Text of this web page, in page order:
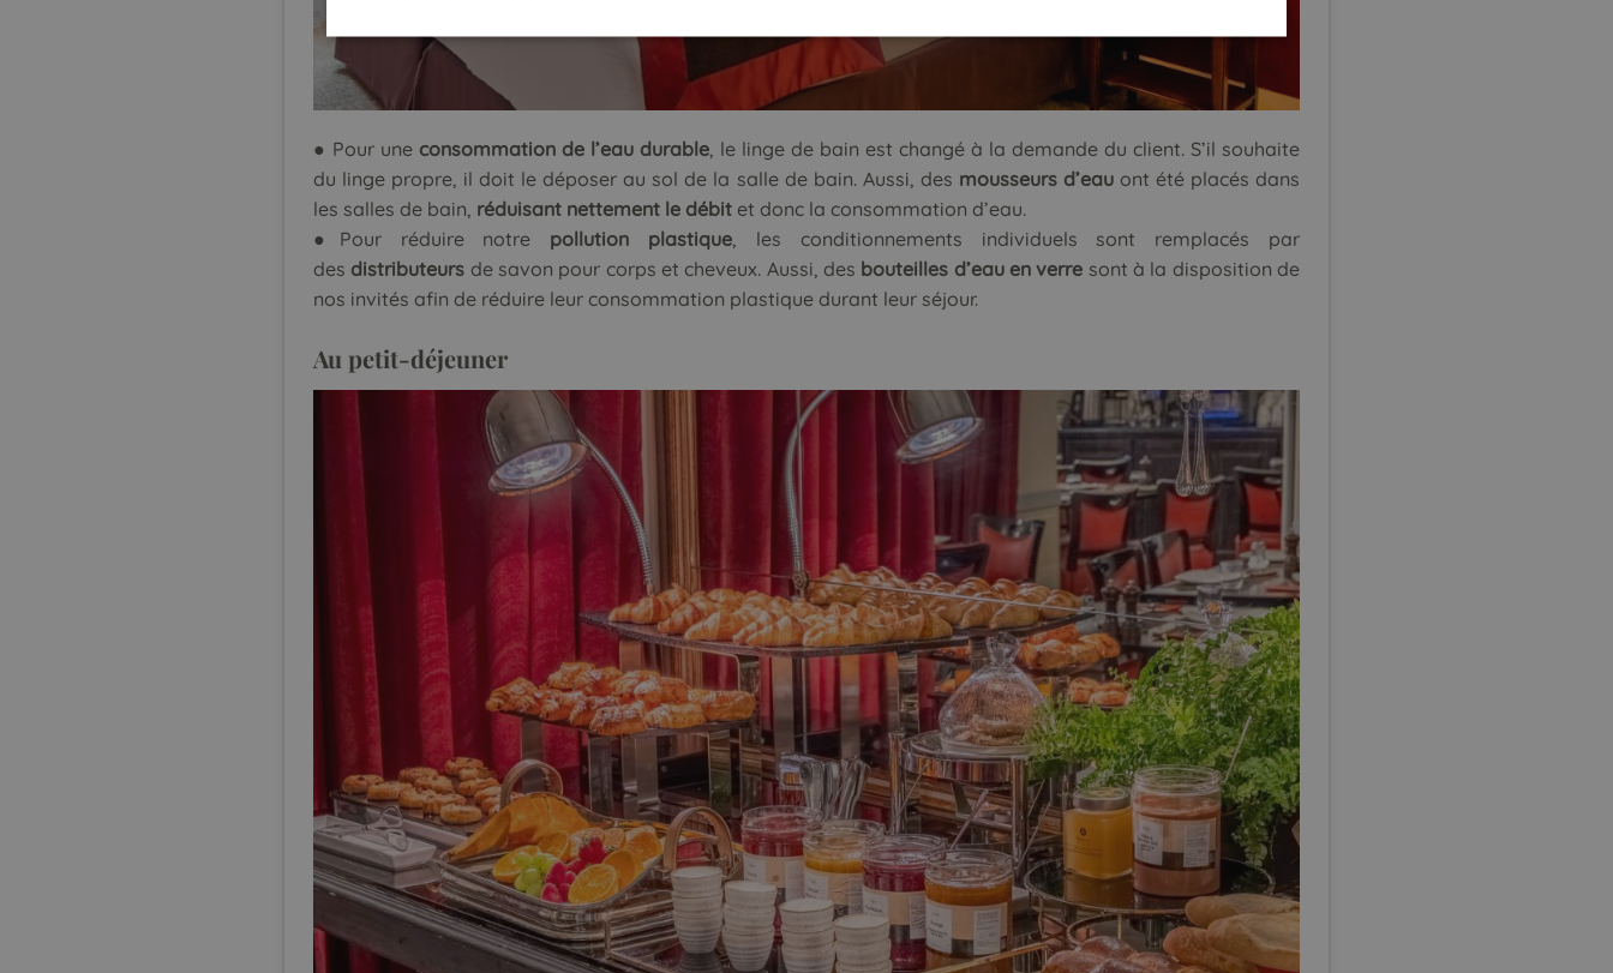
● Pour une consommation de l’eau durable, le linge de bain est changé à la demande du client. S’il souhaite
du linge propre, il doit le déposer au sol de la salle de bain. Aussi, des mousseurs d’eau ont été placés dans
les salles de bain, réduisant nettement le débit et donc la consommation d’eau.
●Pour réduire notre pollution plastique, les conditionnements individuels sont remplacés par
des distributeurs de savon pour corps et cheveux. Aussi, des bouteilles d’eau en verre sont à la disposition de
nos invités afin de réduire leur consommation plastique durant leur séjour.
Au petit-déjeuner